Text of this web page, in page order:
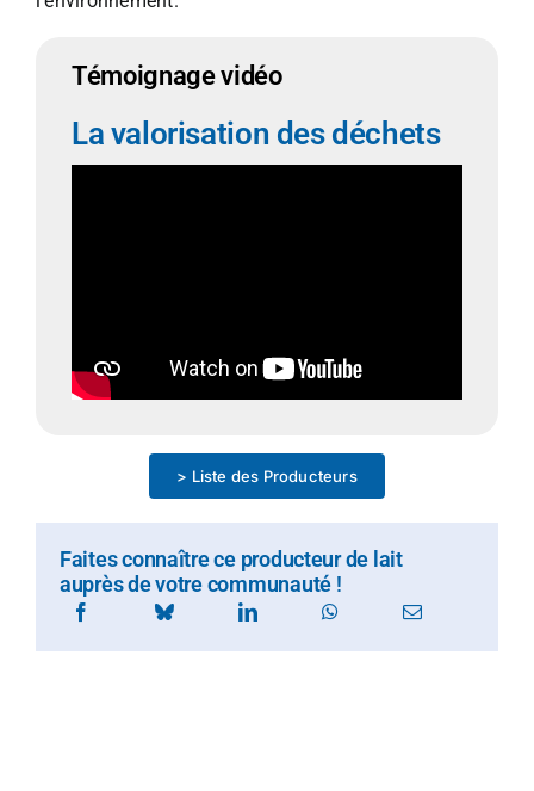
Témoignage vidéo
La valorisation des déchets
> Liste des Producteurs
Faites connaître ce producteur de lait
auprès de votre communauté !